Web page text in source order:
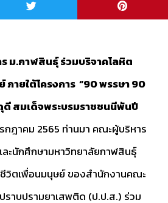
ม.กาฬสินธุ์ ร่วมบริจาคโลหิต
ายใต้โครงการ “90 พรรษา 90
สมเด็จพระบรมราชชนนีพันปี
กฎาคม 2565 ท่านมา คณะผู้บริหาร
ะนักศึกษามหาวิทยาลัยกาฬสินธุ์
วิตเพื่อนมนุษย์ ของสำนักงานคณะ
ราบปรามยาเสพติด (ป.ป.ส.) ร่วม